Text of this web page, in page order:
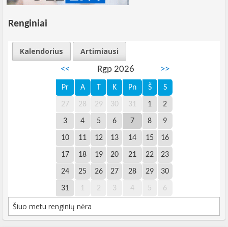
Renginiai
Kalendorius
Artimiausi
<<
Rgp 2026 >>
Pr A T K Pn Š S
27 28 29 30 31 1 2
3 4 5 6 7 8 9
10 11 12 13 14 15 16
17 18 19 20 21 22 23
24 25 26 27 28 29 30
31 1 2 3 4 5 6
Šiuo metu renginių nėra